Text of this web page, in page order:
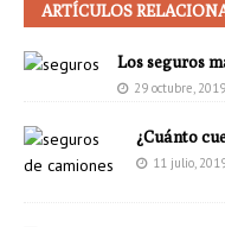
ARTÍCULOS
Los seguros
29 octubre, 2019
¿Cuánto
11 julio,